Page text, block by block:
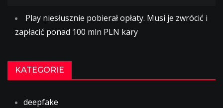
Play niesłusznie pobierał opłaty. Musi je zwrócić i
zapłacić ponad 100 mln PLN kary
KATEGORIE
deepfake